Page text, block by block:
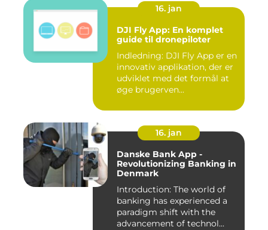
16. jan
DJI Fly App: En komplet
guide til dronepiloter
Indledning: DJI Fly App er en
innovativ applikation, der er
udviklet med det formål at
øge brugerven...
16. jan
Danske Bank App -
Revolutionizing Banking in
Denmark
Introduction: The world of
banking has experienced a
paradigm shift with the
advancement of technol...